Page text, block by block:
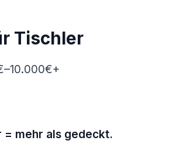
Tischler
= mehr als gedeckt.